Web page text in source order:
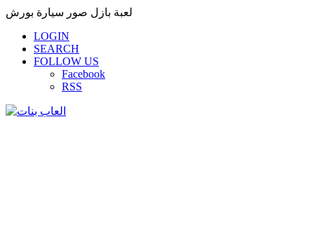
لعبة بازل صور سيارة بورش
LOGIN
SEARCH
FOLLOW US
Facebook
RSS